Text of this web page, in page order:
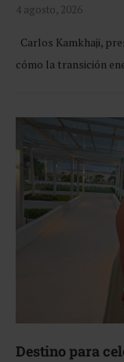
4 agosto, 2026
Carlos Kamkhaji,
cómo la transición
Destino para